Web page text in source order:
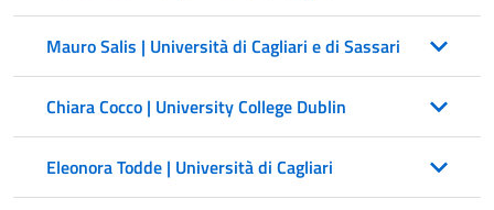
Mauro Salis | Università di Cagliari e di Sassari
Chiara Cocco | University College Dublin
Eleonora Todde | Università di Cagliari